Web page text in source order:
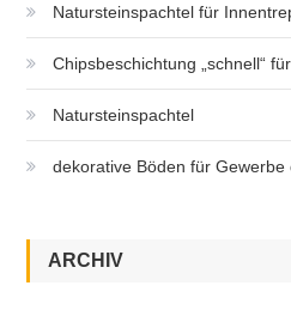
Natursteinspachtel für
Chipsbeschichtung „schnell“
Natursteinspachtel
dekorative Böden für Gewerbe
ARCHIV